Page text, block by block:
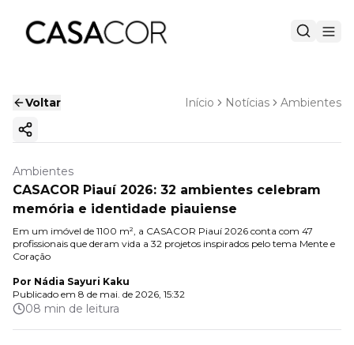
Voltar Início Notícias Ambientes
Copiar link
Ambientes
CASACOR Piauí 2026: 32 ambientes celebram
memória e identidade piauiense
Em um imóvel de 1100 m², a CASACOR Piauí 2026 conta com 47
profissionais que deram vida a 32 projetos inspirados pelo tema Mente e
Coração
Por Nádia Sayuri Kaku
Publicado em 8 de mai. de 2026, 15:32
08 min de leitura